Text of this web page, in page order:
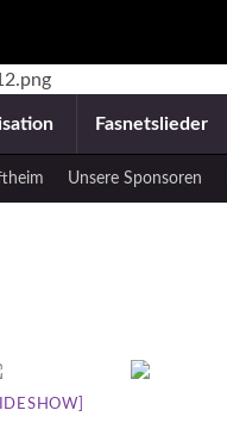
Fasnetslieder
Unsere Sponsoren